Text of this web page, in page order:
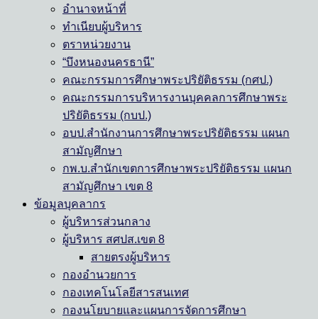
อำนาจหน้าที่
ทำเนียบผู้บริหาร
ตราหน่วยงาน
“บึงหนองนครธานี”
คณะกรรมการศึกษาพระปริยัติธรรม (กศป.)
คณะกรรมการบริหารงานบุคคลการศึกษาพระ
ปริยัติธรรม (กบป.)
อบป.สำนักงานการศึกษาพระปริยัติธรรม แผนก
สามัญศึกษา
กพ.บ.สำนักเขตการศึกษาพระปริยัติธรรม แผนก
สามัญศึกษา เขต 8
ข้อมูลบุคลากร
ผู้บริหารส่วนกลาง
ผู้บริหาร สศปส.เขต 8
สายตรงผู้บริหาร
กองอำนวยการ
กองเทคโนโลยีสารสนเทศ
กองนโยบายและแผนการจัดการศึกษา